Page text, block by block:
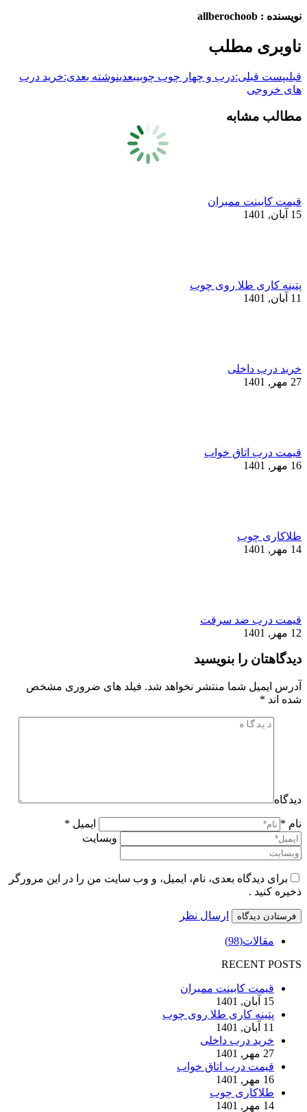
نویسنده :
ناوبری مطلب
قبلیپست قبلی:درب و چهار چوب چوبیبعدینوشته بعدی:خرید درب
های خروجی
مطالب مشابه
قیمت کابینت ممبران
15 آبان, 1401
پتینه کاری طلا روی چوب
11 آبان, 1401
خرید درب داخلی
27 مهر, 1401
قیمت درب اتاق خواب
16 مهر, 1401
طلاکاری چوب
14 مهر, 1401
قیمت درب ضد سرقت
12 مهر, 1401
دیدگاهتان را بنویسید
آدرس ایمیل شما منتشر نخواهد شد. فیلد های ضروری مشخص
شده اند *
دیدگاه
نام *
ایمیل *
وبسایت
برای دیدگاه بعدی، نام، ایمیل، و وب سایت من را در این مرورگر
ذخیره کنید .
ارسال نظر
مقالات(98)
RECENT POSTS
قیمت کابینت ممبران
15 آبان, 1401
پتینه کاری طلا روی چوب
11 آبان, 1401
خرید درب داخلی
27 مهر, 1401
قیمت درب اتاق خواب
16 مهر, 1401
طلاکاری چوب
14 مهر, 1401